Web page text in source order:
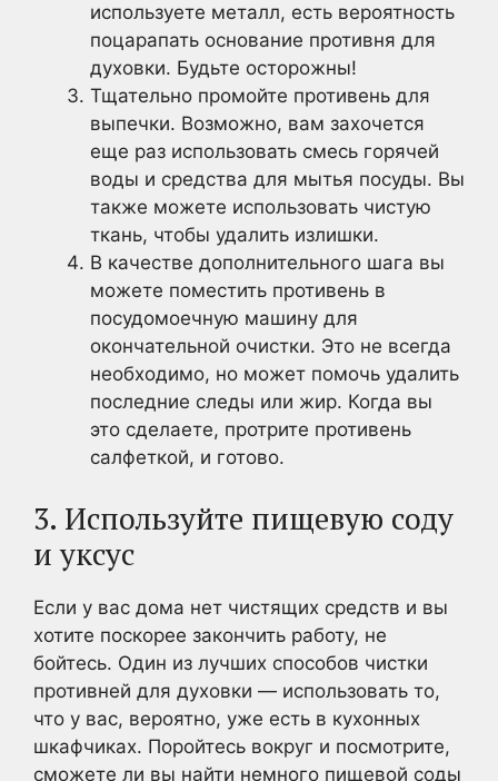
используете металл, есть вероятность
поцарапать основание противня для
духовки. Будьте осторожны!
Тщательно промойте противень для
выпечки. Возможно, вам захочется
еще раз использовать смесь горячей
воды и средства для мытья посуды. Вы
также можете использовать чистую
ткань, чтобы удалить излишки.
В качестве дополнительного шага вы
можете поместить противень в
посудомоечную машину для
окончательной очистки. Это не всегда
необходимо, но может помочь удалить
последние следы или жир. Когда вы
это сделаете, протрите противень
салфеткой, и готово.
3. Используйте пищевую соду
и уксус
Если у вас дома нет чистящих средств и вы
хотите поскорее закончить работу, не
бойтесь. Один из лучших способов чистки
противней для духовки — использовать то,
что у вас, вероятно, уже есть в кухонных
шкафчиках. Поройтесь вокруг и посмотрите,
сможете ли вы найти немного пищевой соды